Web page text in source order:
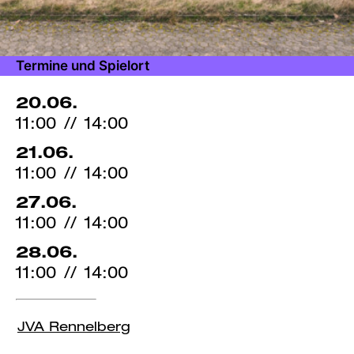
Termine und Spielort
20.06.
11:00 // 14:00
21.06.
11:00 // 14:00
27.06.
11:00 // 14:00
28.06.
11:00 // 14:00
JVA Rennelberg